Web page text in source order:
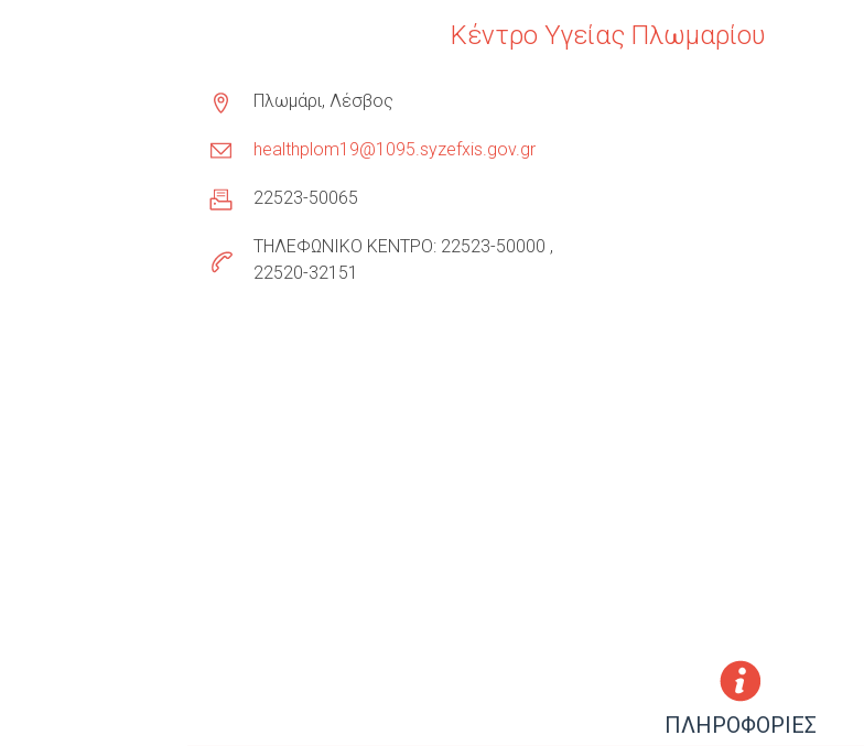
Κέντρο Υγείας Πλωμαρίου
Πλωμάρι, Λέσβος
healthplom19@1095.syzefxis.gov.gr
22523-50065
ΤΗΛΕΦΩΝΙΚΟ ΚΕΝΤΡΟ: 22523-50000
22520-32151
ΠΛΗΡΟΦΟΡΙΕΣ